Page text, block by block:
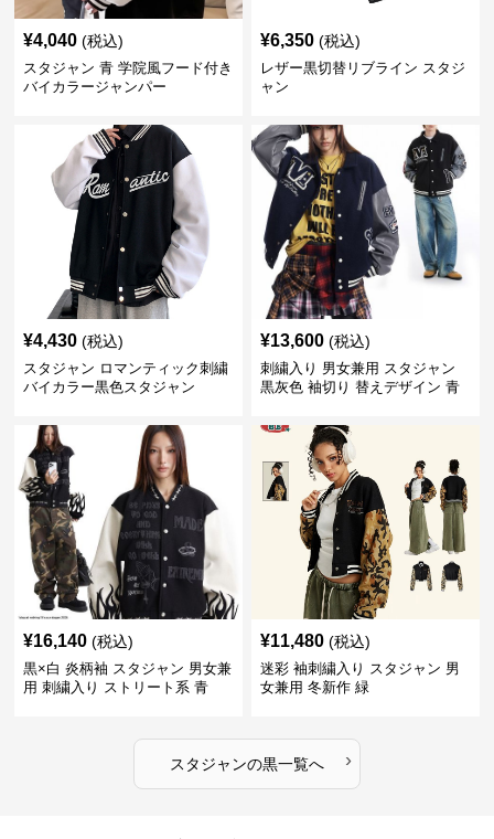
¥4,040 (税込)
スタジャン 青 学院風フード付き
バイカラージャンパー
¥6,350 (税込)
レザー黒切替リブライン スタジ
ャン
¥4,430 (税込)
スタジャン ロマンティック刺繍
バイカラー黒色スタジャン
¥13,600 (税込)
刺繍入り 男女兼用 スタジャン
黒灰色 袖切り 替えデザイン 青
¥16,140 (税込)
黒×白 炎柄袖 スタジャン 男女兼
用 刺繍入り ストリート系 青
¥11,480 (税込)
迷彩 袖刺繍入り スタジャン 男
女兼用 冬新作 緑
スタジャンの黒一覧へ ›